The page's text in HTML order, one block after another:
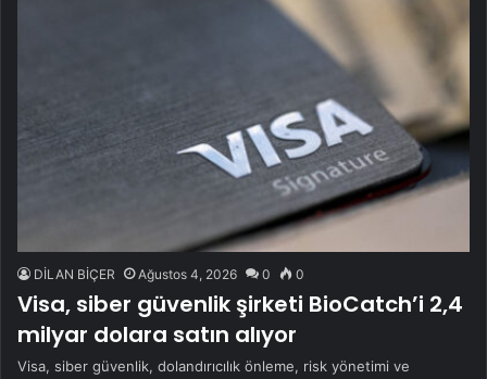
DİLAN BİÇER Ağustos 4, 2026 0 0
Visa, siber güvenlik şirketi BioCatch’i 2,4
milyar dolara satın alıyor
Visa, siber güvenlik, dolandırıcılık önleme, risk yönetimi ve